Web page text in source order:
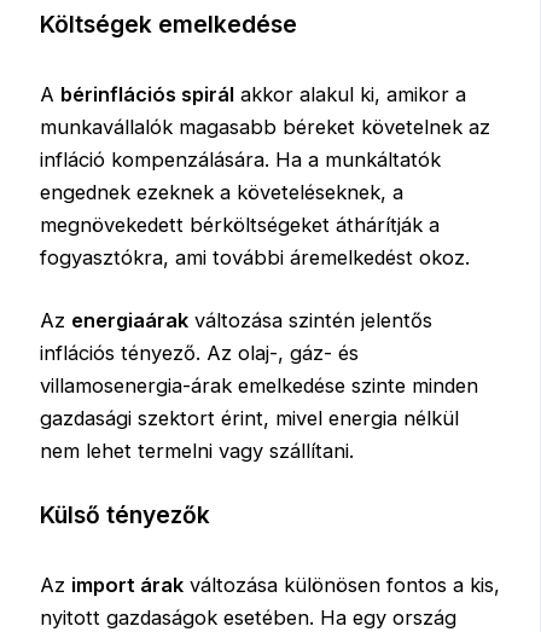
Költségek emelkedése
A bérinflációs spirál akkor alakul ki, amikor a
munkavállalók magasabb béreket követelnek az
infláció kompenzálására. Ha a munkáltatók
engednek ezeknek a követeléseknek, a
megnövekedett bérköltségeket áthárítják a
fogyasztókra, ami további áremelkedést okoz.
Az energiaárak változása szintén jelentős
inflációs tényező. Az olaj-, gáz- és
villamosenergia-árak emelkedése szinte minden
gazdasági szektort érint, mivel energia nélkül
nem lehet termelni vagy szállítani.
Külső tényezők
Az import árak változása különösen fontos a kis,
nyitott gazdaságok esetében. Ha egy ország